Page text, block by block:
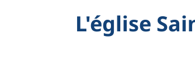
L'église